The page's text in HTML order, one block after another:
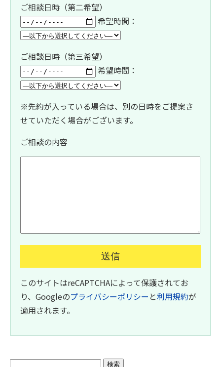
ご相談日時（第二希望）
希望時間：
ご相談日時（第三希望）
希望時間：
※先約が入っている場合は、別の日時をご提案さ
せていただく場合がございます。
ご相談の内容
このサイトはreCAPTCHAによって保護されてお
り、Googleのプライバシーポリシー と利用規約が
適用されます。
検